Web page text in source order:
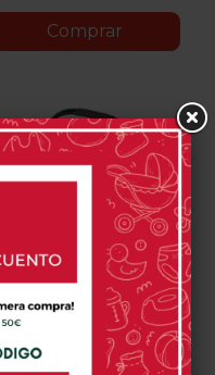
Comprar
Silla De Coche Joolz X
Maxi-Cosi Pebble 360
269,95 €